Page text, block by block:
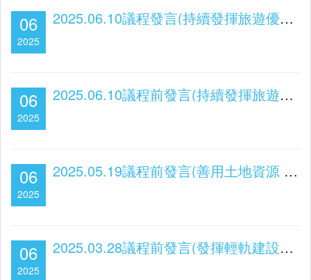
06
2025
2025.06.10議程發言(持續發揮旅遊優勢 完善旅遊配套設施)
06
2025
2025.06.10議程前發言(持續發揮旅遊優勢 完善旅遊配套設施)
06
2025
2025.05.19議程前發言(善用土地資源 助力產業多元及改善民生)
06
2025
2025.03.28議程前發言(發揮輕軌建設效能 連帶解決水患及發展問題)